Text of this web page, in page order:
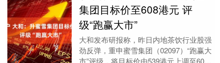
集团目标价至608港元 评
级“跑赢大市”
大和发布研报称，昨日内地茶饮行业股强
劲反弹，重申蜜雪集团（02097）“跑赢大
市”评级，将目标价由539港元上调至608